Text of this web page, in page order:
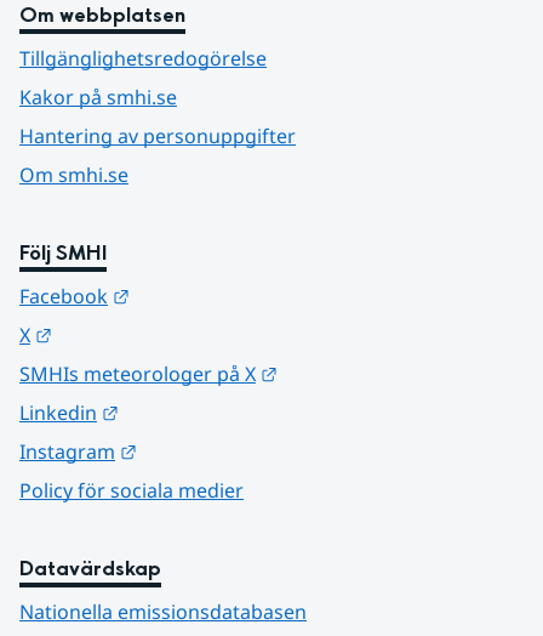
Om webbplatsen
Tillgänglighetsredogörelse
Kakor på smhi.se
Hantering av personuppgifter
Om smhi.se
Följ SMHI
Facebook
X
SMHIs meteorologer på X
Linkedin
Instagram
Policy för sociala medier
Datavärdskap
Nationella emissionsdatabasen